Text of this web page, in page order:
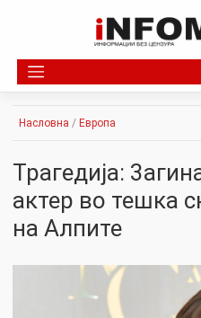
Насловна / Европа
Трагедија:
актер во тешка
на Алпите